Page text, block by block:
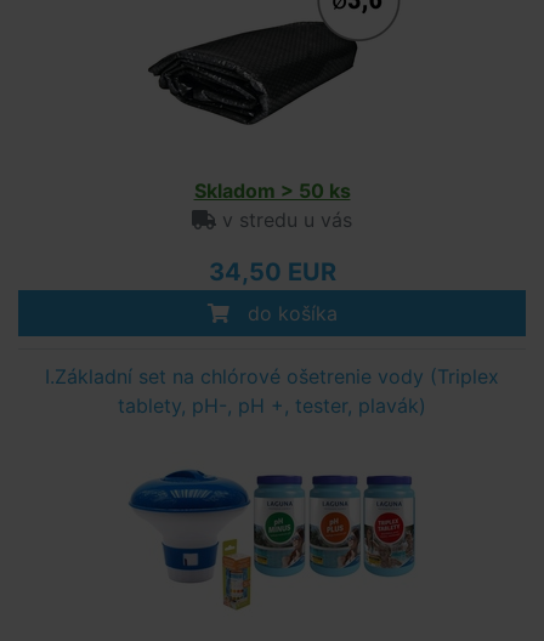
Skladom > 50 ks
v stredu u vás
34,50 EUR
do košíka
I.Základní set na chlórové ošetrenie vody (Triplex
tablety, pH-, pH +, tester, plavák)